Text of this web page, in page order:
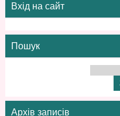
Вхід на сайт
Пошук
Архів записів